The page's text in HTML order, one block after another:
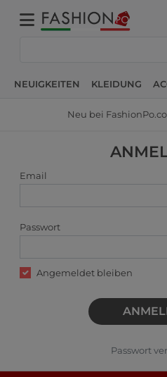
NEUIGKEITEN KLEIDUNG
Neu bei
Email
Passwort
Angemeldet bleiben
Passwort